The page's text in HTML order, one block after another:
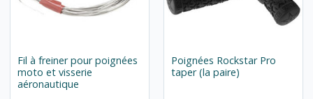
Fil à freiner pour poignées
moto et visserie
aéronautique
Poignées Rockstar Pro
taper (la paire)